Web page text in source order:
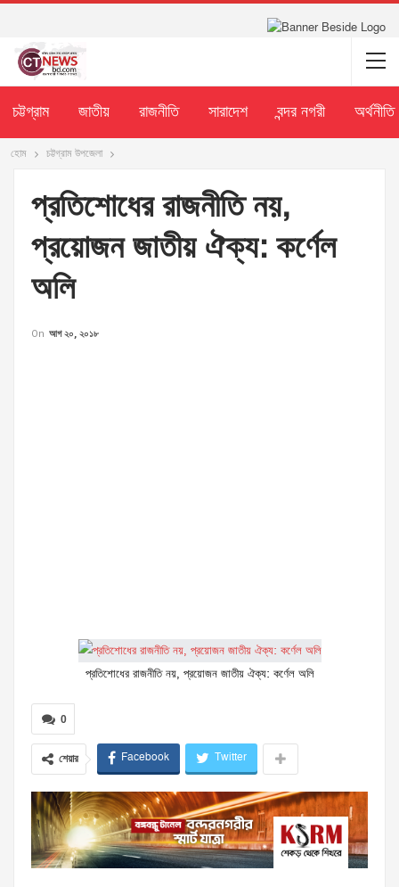
চট্টগ্রাম জাতীয় রাজনীতি সারাদেশ বন্দর নগরী অর্থনীতি
হোম চট্টগ্রাম উপজেলা
প্রতিশোধের রাজনীতি নয়,
প্রয়োজন জাতীয় ঐক্য: কর্ণেল
অলি
On আগ ২০, ২০১৮
প্রতিশোধের রাজনীতি নয়, প্রয়োজন জাতীয় ঐক্য: কর্ণেল অলি
0
শেয়ার Facebook Twitter